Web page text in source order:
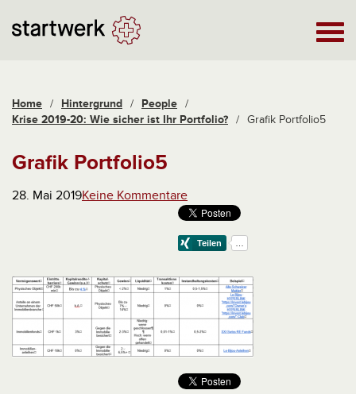
Home / Hintergrund / People /
Krise 2019-20: Wie sicher ist Ihr Portfolio? / Grafik Portfolio5
Grafik Portfolio5
28. Mai 2019Keine Kommentare